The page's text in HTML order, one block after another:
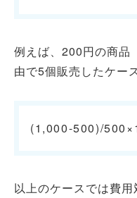
例えば、200円の商品
由で5個販売したケー
(1,000-500)/
以上のケースでは費